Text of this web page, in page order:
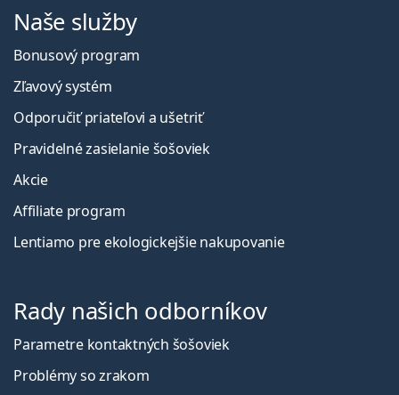
Naše služby
Bonusový program
Zľavový systém
Odporučiť priateľovi a ušetriť
Pravidelné zasielanie šošoviek
Akcie
Affiliate program
Lentiamo pre ekologickejšie nakupovanie
Rady našich odborníkov
Parametre kontaktných šošoviek
Problémy so zrakom